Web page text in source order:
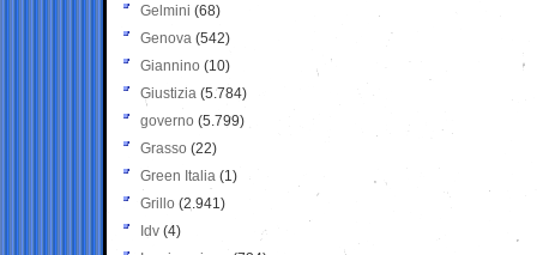
Gelmini (68)
Genova (542)
Giannino (10)
Giustizia (5.784)
governo (5.799)
Grasso (22)
Green Italia (1)
Grillo (2.941)
Idv (4)